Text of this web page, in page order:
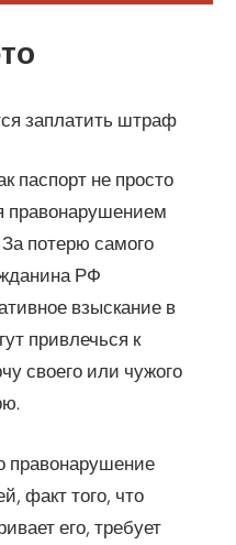
заплатить штраф
паспорт не просто
правонарушением
потерю самого
РФ
взыскание в
привлечься к
своего или чужого
правонарушение
факт того, что
его, требует